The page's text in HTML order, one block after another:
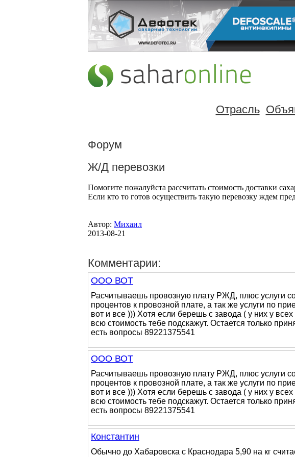
Отрасль
Форум
Ж/Д перевозки
Помогите пожалуйста рассчитать стоимость доставки
Если кто то готов осуществить такую перевозку ждем
Автор: Михаил
2013-08-21
Комментарии:
ООО ВОТ
Расчитываешь провозную плату РЖД, плюс услуги
процентов к провозной плате, а так же услуги по
вот и все ))) Хотя если берешь с завода ( у них у
всю стоимость тебе подскажут. Остается только
есть вопросы 89221375541
ООО ВОТ
Расчитываешь провозную плату РЖД, плюс услуги
процентов к провозной плате, а так же услуги по
вот и все ))) Хотя если берешь с завода ( у них у
всю стоимость тебе подскажут. Остается только
есть вопросы 89221375541
Константин
Обычно до Хабаровска с Краснодара 5,90 на кг